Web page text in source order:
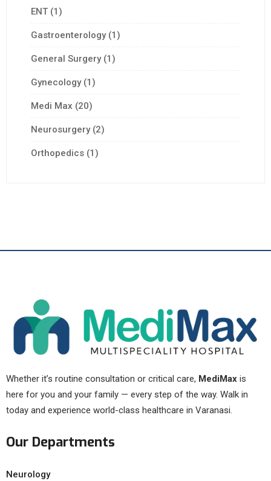
ENT (1)
Gastroenterology(1)
General Surgery(1)
Gynecology(1)
Medi Max (20)
Neurosurgery(2)
Orthopedics (1)
Whether it’s routine consultation or critical care, MediMax is
here for you and your family — every step of the way. Walk in
today and experience world-class healthcare in Varanasi.
Our Departments
Neurology